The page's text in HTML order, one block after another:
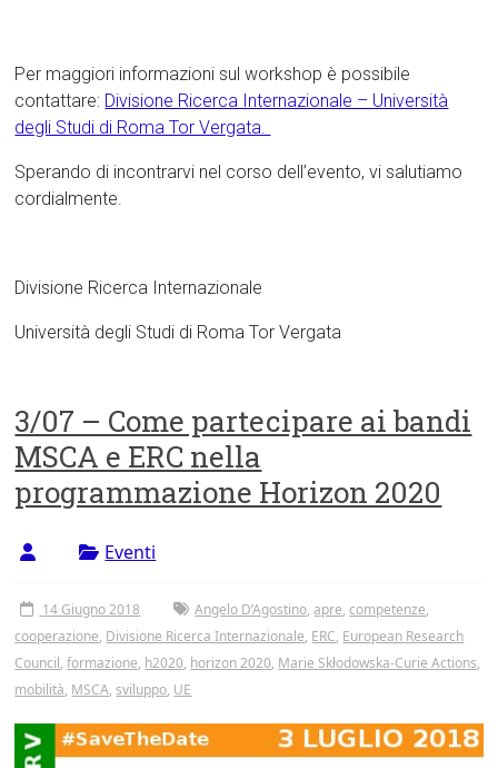
Per maggiori informazioni sul workshop è possibile
contattare: Divisione Ricerca Internazionale – Università
degli Studi di Roma Tor Vergata.
Sperando di incontrarvi nel corso dell’evento, vi salutiamo
cordialmente.
Divisione Ricerca Internazionale
Università degli Studi di Roma Tor Vergata
3/07 – Come partecipare ai bandi
MSCA e ERC nella
programmazione Horizon 2020
Eventi
14 Giugno 2018 Angelo D’Agostino,apre,competenze,
cooperazione, Divisione Ricerca Internazionale, ERC, European Research
Council,formazione, h2020, horizon 2020, Marie Skłodowska-Curie Actions,
mobilità, MSCA,sviluppo, UE